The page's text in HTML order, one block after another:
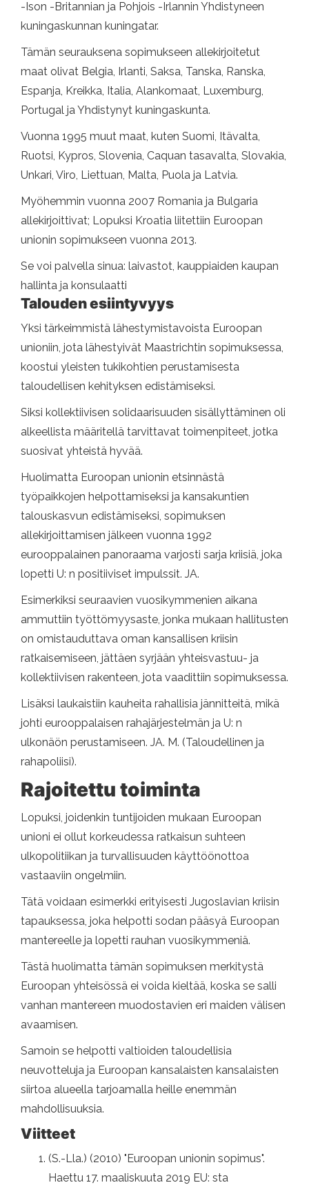
-Ison -Britannian ja Pohjois -Irlannin Yhdistyneen
kuningaskunnan kuningatar.
Tämän seurauksena sopimukseen allekirjoitetut
maat olivat Belgia, Irlanti, Saksa, Tanska, Ranska,
Espanja, Kreikka, Italia, Alankomaat, Luxemburg,
Portugal ja Yhdistynyt kuningaskunta.
Vuonna 1995 muut maat, kuten Suomi, Itävalta,
Ruotsi, Kypros, Slovenia, Caquan tasavalta, Slovakia,
Unkari, Viro, Liettuan, Malta, Puola ja Latvia.
Myöhemmin vuonna 2007 Romania ja Bulgaria
allekirjoittivat; Lopuksi Kroatia liitettiin Euroopan
unionin sopimukseen vuonna 2013.
Se voi palvella sinua: laivastot, kauppiaiden kaupan
hallinta ja konsulaatti
Talouden esiintyvyys
Yksi tärkeimmistä lähestymistavoista Euroopan
unioniin, jota lähestyivät Maastrichtin sopimuksessa,
koostui yleisten tukikohtien perustamisesta
taloudellisen kehityksen edistämiseksi.
Siksi kollektiivisen solidaarisuuden sisällyttäminen oli
alkeellista määritellä tarvittavat toimenpiteet, jotka
suosivat yhteistä hyvää.
Huolimatta Euroopan unionin etsinnästä
työpaikkojen helpottamiseksi ja kansakuntien
talouskasvun edistämiseksi, sopimuksen
allekirjoittamisen jälkeen vuonna 1992
eurooppalainen panoraama varjosti sarja kriisiä, joka
lopetti U: n positiiviset impulssit. JA.
Esimerkiksi seuraavien vuosikymmenien aikana
ammuttiin työttömyysaste, jonka mukaan hallitusten
on omistauduttava oman kansallisen kriisin
ratkaisemiseen, jättäen syrjään yhteisvastuu- ja
kollektiivisen rakenteen, jota vaadittiin sopimuksessa.
Lisäksi laukaistiin kauheita rahallisia jännitteitä, mikä
johti eurooppalaisen rahajärjestelmän ja U: n
ulkonäön perustamiseen. JA. M. (Taloudellinen ja
rahapoliisi).
Rajoitettu toiminta
Lopuksi, joidenkin tuntijoiden mukaan Euroopan
unioni ei ollut korkeudessa ratkaisun suhteen
ulkopolitiikan ja turvallisuuden käyttöönottoa
vastaaviin ongelmiin.
Tätä voidaan esimerkki erityisesti Jugoslavian kriisin
tapauksessa, joka helpotti sodan pääsyä Euroopan
mantereelle ja lopetti rauhan vuosikymmeniä.
Tästä huolimatta tämän sopimuksen merkitystä
Euroopan yhteisössä ei voida kieltää, koska se salli
vanhan mantereen muodostavien eri maiden välisen
avaamisen.
Samoin se helpotti valtioiden taloudellisia
neuvotteluja ja Euroopan kansalaisten kansalaisten
siirtoa alueella tarjoamalla heille enemmän
mahdollisuuksia.
Viitteet
(S.-Lla.) (2010) "Euroopan unionin sopimus".
Haettu 17. maaliskuuta 2019 EU: sta